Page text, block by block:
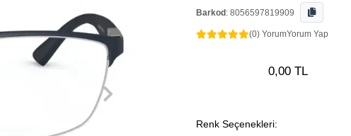
Barkod : 8056597819909
(0) YorumYorum Yap
0,00 TL
Renk Seçenekleri: